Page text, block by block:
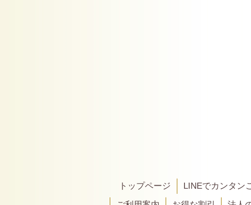
トップページ LINEでカンタン